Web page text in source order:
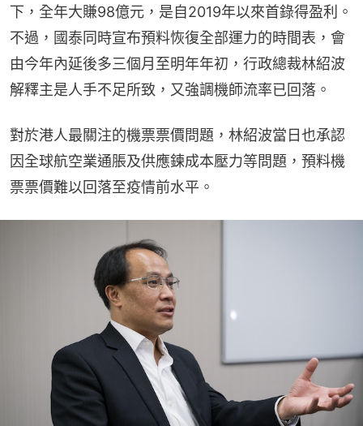
下，全年大賺98億元，是自2019年以來首錄得盈利。
不過，國泰同時宣布預料恢復全部運力的時間表，會
由今年內延後多三個月至明年年初，行政總裁林紹波
解釋主是人手不足所致，又強調機師流率已回落。
對於港人最關注的機票票價問題，林紹波當日也承認
因全球航空業通脹及供應鍊成本壓力等問題，預料機
票票價難以回落至疫情前水平。